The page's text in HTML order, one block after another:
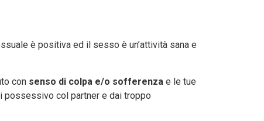
è positiva ed il sesso è un’attività sana e
con senso di colpa e/o sofferenza e le tue
possessivo col partner e dai troppo